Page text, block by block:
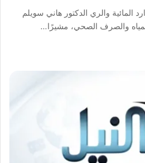
المائية والري الدكتور هاني سويلم
والصرف الصحي، مشيرًا…